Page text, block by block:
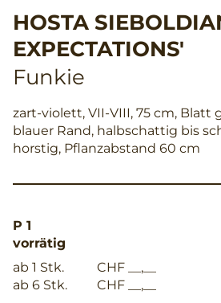
HOSTA
EXPECTATIONS'
Funkie
zart-violett, VII-VIII, 75 cm, Blatt
blauer Rand, halbschattig bis
horstig, Pflanzabstand 60 cm
P 1
vorrätig
ab 1 Stk.
CHF __,__
ab 6 Stk.
CHF __,__